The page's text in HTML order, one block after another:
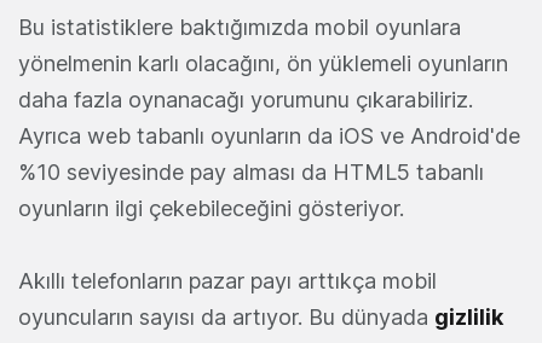
Bu istatistiklere baktığımızda mobil oyunlara
yönelmenin karlı olacağını, ön yüklemeli oyunların
daha fazla oynanacağı yorumunu çıkarabiliriz.
Ayrıca web tabanlı oyunların da iOS ve Android'de
%10 seviyesinde pay alması da HTML5 tabanlı
oyunların ilgi çekebileceğini gösteriyor.
Akıllı telefonların pazar payı arttıkça mobil
oyuncuların sayısı da artıyor. Bu dünyada gizlilik